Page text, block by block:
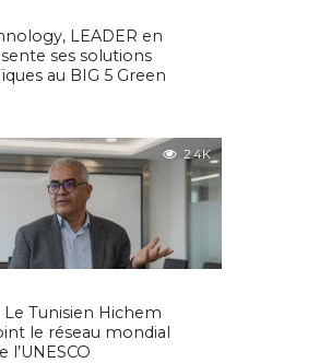
LEADER en
ses solutions
au BIG 5 Green
2.4K
Le Tunisien Hichem
le réseau mondial
l’UNESCO